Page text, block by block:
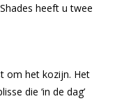
heeft u twee
om het kozijn. Het
die ‘in de dag’